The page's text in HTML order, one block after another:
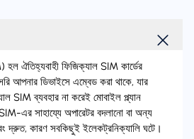
ঐতিহ্যবাহী ফিজিক্যাল SIM কার্ডের
আপনার ডিভাইসে এম্বেড করা থাকে, যার
SIM ব্যবহার না করেই মোবাইল প্ল্যান
এর সাহায্যে অপারেটর বদলানো বা অন্য
দ্রুত, কারণ সবকিছুই ইলেকট্রনিক্যালি ঘটে।